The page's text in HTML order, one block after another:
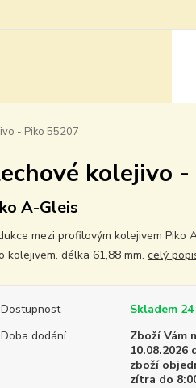
- Piko 55207
kolejivo
A-Gleis
mezi profilovým kolejivem Piko
kolejivem. délka 61,88 mm. celý
Dostupnost
Skladem
Doba dodání
Zboží Vám
10.08.2026
zboží
zítra do